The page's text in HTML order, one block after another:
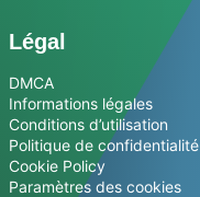
Légal
DMCA
Informations légales
Conditions d’utilisation
Politique de confidentialité
Cookie Policy
Paramètres des cookies